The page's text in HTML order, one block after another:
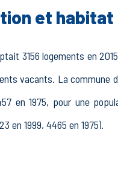
et habitat
3156 logements en
vacants. La commune
en 1975, pour une
en 1999, 4465 en 1975).